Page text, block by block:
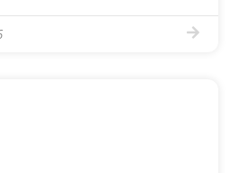
ses compétences sur les
directe. Concerts,